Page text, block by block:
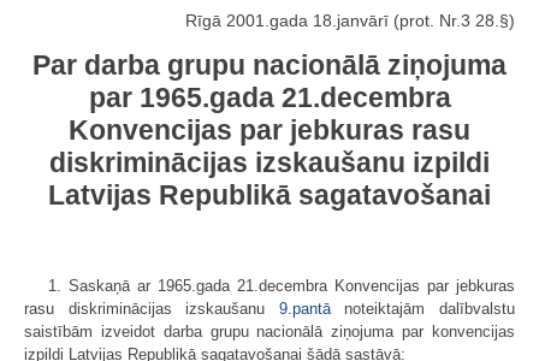
Rīgā 2001.gada 18.janvārī (prot. Nr.3 28.§)
Par darba grupu nacionālā ziņojuma
par 1965.gada 21.decembra
Konvencijas par jebkuras rasu
diskriminācijas izskaušanu izpildi
Latvijas Republikā sagatavošanai
1. Saskaņā ar 1965.gada 21.decembra Konvencijas par jebkuras
rasu diskriminācijas izskaušanu 9.pantānoteiktajām dalībvalstu
saistībām izveidot darba grupu nacionālā ziņojuma par konvencijas
izpildi Latvijas Republikā sagatavošanai šādā sastāvā: